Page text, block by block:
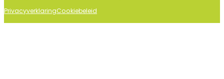
PrivacyverklaringCookiebeleid